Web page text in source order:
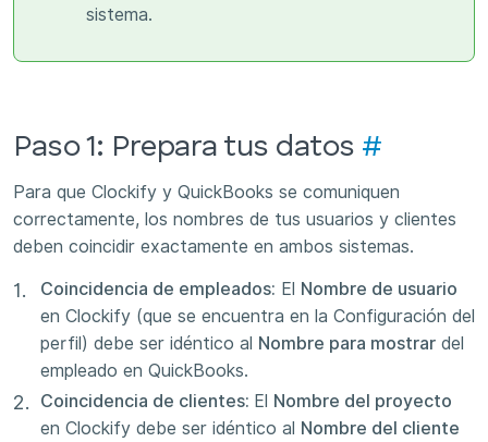
sistema.
Paso 1: Prepara tus datos #
Para que Clockify y QuickBooks se comuniquen
correctamente, los nombres de tus usuarios y clientes
deben coincidir exactamente en ambos sistemas.
Coincidencia de empleados: El Nombre de usuario
en Clockify (que se encuentra en la Configuración del
perfil) debe ser idéntico al Nombre para mostrar del
empleado en QuickBooks.
Coincidencia de clientes: El Nombre del proyecto
en Clockify debe ser idéntico al Nombre del cliente